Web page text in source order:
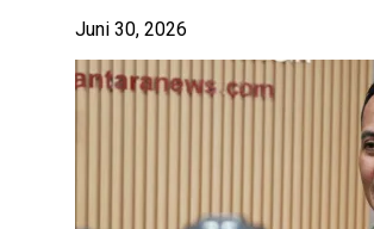
Juni 30, 2026